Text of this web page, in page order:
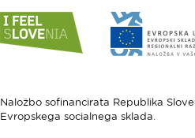
Link
do
spletne
feel
Slovenia
Link
do
spletne
unija
-
Naložbo sofinancirata Republika
Evropskega socialnega sklada.